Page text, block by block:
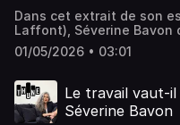
Dans cet extrait de son
Laffont), Séverine Bavon
on ne travaille pas “juste
l’évidence qu’on préfère
contraire en prend un
acast.com/privacy pour
01/05/2026 • 03:01
Le travail vaut-il
Séverine Bavon